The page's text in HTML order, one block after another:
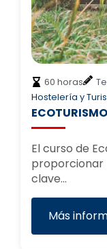
60 horas
Hostelería y
El curso de
proporcionar
clave…
Más